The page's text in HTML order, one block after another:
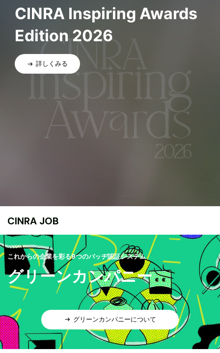
CINRA Inspiring Awards
Edition 2026
詳しくみる
CINRA JOB
これからの企業を彩る9つのバッヂ認証システム
グリーンカンパニー
グリーンカンパニーについて